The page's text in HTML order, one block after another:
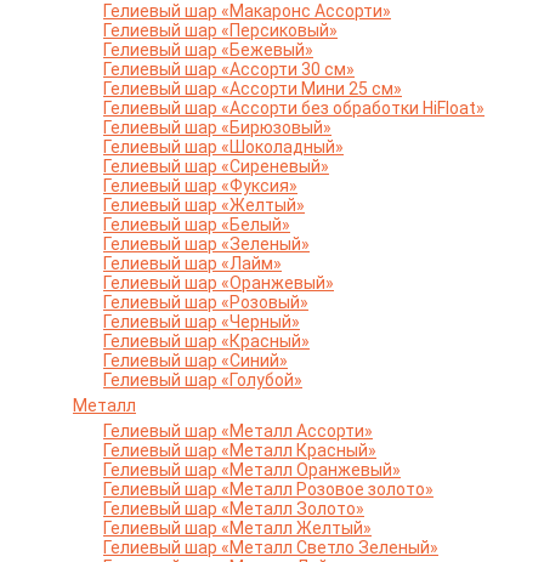
Гелиевый шар «Макаронс Ассорти»
Гелиевый шар «Персиковый»
Гелиевый шар «Бежевый»
Гелиевый шар «Ассорти 30 см»
Гелиевый шар «Ассорти Мини 25 см»
Гелиевый шар «Ассорти без обработки HiFloat»
Гелиевый шар «Бирюзовый»
Гелиевый шар «Шоколадный»
Гелиевый шар «Сиреневый»
Гелиевый шар «Фуксия»
Гелиевый шар «Желтый»
Гелиевый шар «Белый»
Гелиевый шар «Зеленый»
Гелиевый шар «Лайм»
Гелиевый шар «Оранжевый»
Гелиевый шар «Розовый»
Гелиевый шар «Черный»
Гелиевый шар «Красный»
Гелиевый шар «Синий»
Гелиевый шар «Голубой»
Металл
Гелиевый шар «Металл Ассорти»
Гелиевый шар «Металл Красный»
Гелиевый шар «Металл Оранжевый»
Гелиевый шар «Металл Розовое золото»
Гелиевый шар «Металл Золото»
Гелиевый шар «Металл Желтый»
Гелиевый шар «Металл Светло Зеленый»